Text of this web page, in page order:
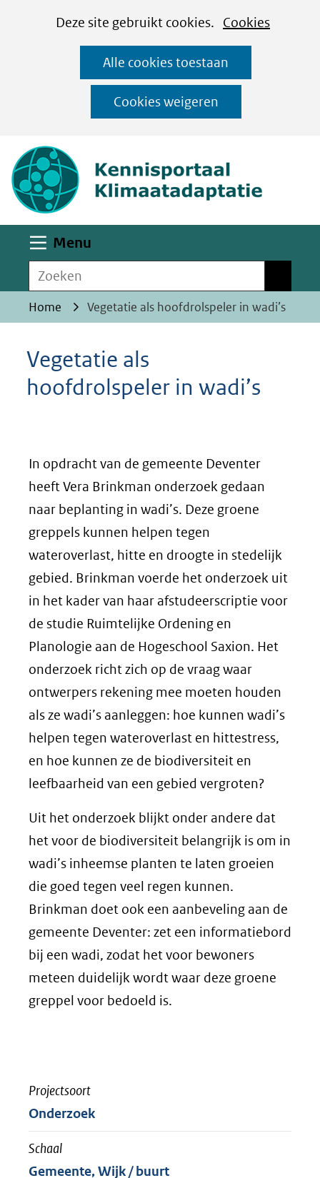
CookiesDeze site gebruikt cookies. Cookies
op
deze
website
worden
toegestaan
geweigerd.
Alle cookies toestaan
Cookies weigeren
Ga
naar
de
inhoud
Menu
Zoeken
Home Vegetatie als hoofdrolspeler in wadi’s
Vegetatie als
hoofdrolspeler in wadi’s
In opdracht van de gemeente Deventer
heeft Vera Brinkman onderzoek gedaan
naar beplanting in wadi’s. Deze groene
greppels kunnen helpen tegen
wateroverlast, hitte en droogte in stedelijk
gebied. Brinkman voerde het onderzoek uit
in het kader van haar afstudeerscriptie voor
de studie Ruimtelijke Ordening en
Planologie aan de Hogeschool Saxion. Het
onderzoek richt zich op de vraag waar
ontwerpers rekening mee moeten houden
als ze wadi’s aanleggen: hoe kunnen wadi’s
helpen tegen wateroverlast en hittestress,
en hoe kunnen ze de biodiversiteit en
leefbaarheid van een gebied vergroten?
Uit het onderzoek blijkt onder andere dat
het voor de biodiversiteit belangrijk is om in
wadi’s inheemse planten te laten groeien
die goed tegen veel regen kunnen.
Brinkman doet ook een aanbeveling aan de
gemeente Deventer: zet een informatiebord
bij een wadi, zodat het voor bewoners
meteen duidelijk wordt waar deze groene
greppel voor bedoeld is.
Projectsoort
Onderzoek
Schaal
Gemeente, Wijk / buurt